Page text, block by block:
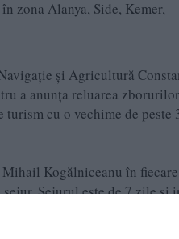
zona Alanya, Side, Kemer,
și Agricultură
a anunța reluarea
cu o vechime de peste
Kogălniceanu în
Sejurul este de 7 zile și